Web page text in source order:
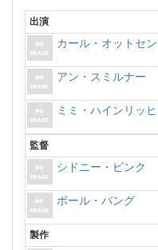
出演
カール・オットセン
アン・スミルナー
ミミ・ハインリッヒ
監督
シドニー・ピンク
ポール・バング
製作